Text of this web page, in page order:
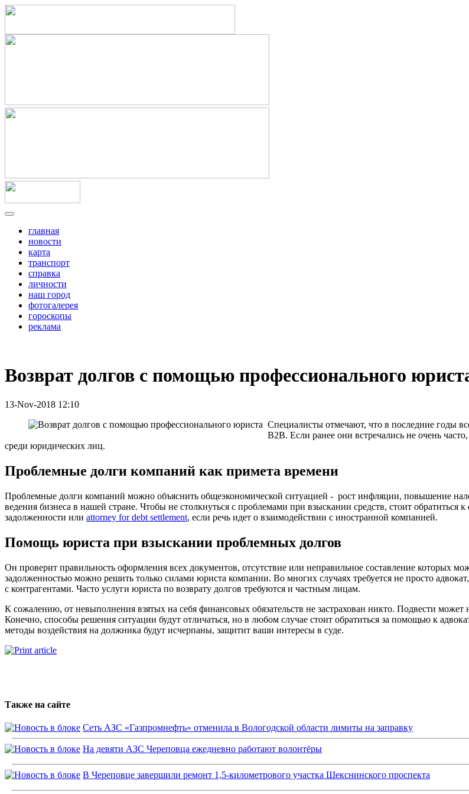
главная
новости
карта
транспорт
справка
личности
наш город
фотогалерея
гороскопы
реклама
Возврат долгов с помощью профессионального
13-Nov-2018 12:10
Специалисты отмечают, что в последние годы
B2B. Если ранее они встречались не очень
среди юридических лиц.
Проблемные долги компаний как примета времени
Проблемные долги компаний можно объяснить общеэкономической ситуацией - рост инфляции, повышение
ведения бизнеса в нашей стране. Чтобы не столкнуться с проблемами при взыскании средств, стоит
задолженности или attorney for debt settlement, если речь идет о взаимодействии с иностранной компанией.
Помощь юриста при взыскании проблемных долгов
Он проверит правильность оформления всех документов, отсутствие или неправильное составление которых
задолженностью можно решить только силами юриста компании. Во многих случаях требуется не просто
с контрагентами. Часто услуги юриста по возврату долгов требуются и частным лицам.
К сожалению, от невыполнения взятых на себя финансовых обязательств не застрахован никто. Подвести
Конечно, способы решения ситуации будут отличаться, но в любом случае стоит обратиться за помощью к
методы воздействия на должника будут исчерпаны, защитит ваши интересы в суде.
Также на сайте
Сеть АЗС «Газпромнефть» отменила в Вологодской области лимиты на заправку
На девяти АЗС Череповца ежедневно работают волонтёры
В Череповце завершили ремонт 1,5-километрового участка Шекснинского проспекта